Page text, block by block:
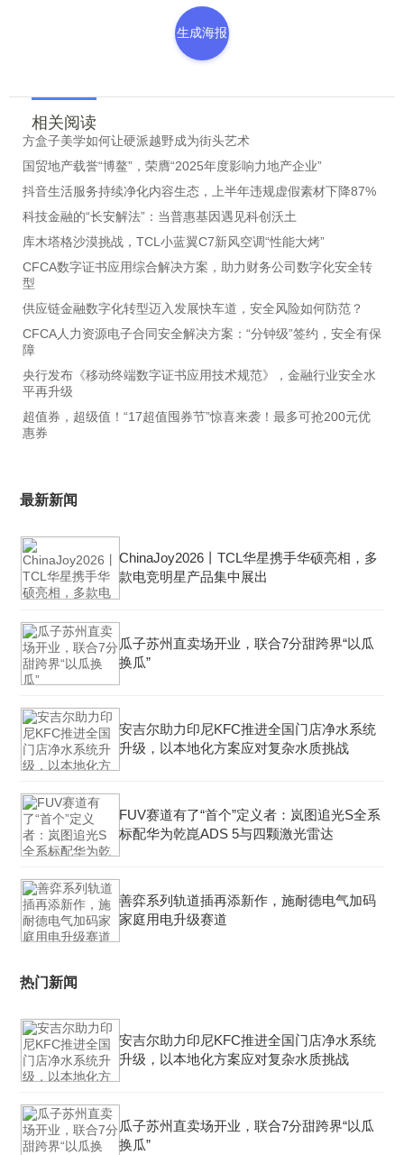
生成海报
相关阅读
方盒子美学如何让硬派越野成为街头艺术
国贸地产载誉“博鳌”，荣膺“2025年度影响力地产企业”
抖音生活服务持续净化内容生态，上半年违规虚假素材下降87%
科技金融的“长安解法”：当普惠基因遇见科创沃土
库木塔格沙漠挑战，TCL小蓝翼C7新风空调“性能大烤”
CFCA数字证书应用综合解决方案，助力财务公司数字化安全转
型
供应链金融数字化转型迈入发展快车道，安全风险如何防范？
CFCA人力资源电子合同安全解决方案：“分钟级”签约，安全有保
障
央行发布《移动终端数字证书应用技术规范》，金融行业安全水
平再升级
超值券，超级值！“17超值囤券节”惊喜来袭！最多可抢200元优
惠券
最新新闻
ChinaJoy2026丨TCL华星携手华硕亮相，多
款电竞明星产品集中展出
瓜子苏州直卖场开业，联合7分甜跨界“以瓜
换瓜”
安吉尔助力印尼KFC推进全国门店净水系统
升级，以本地化方案应对复杂水质挑战
FUV赛道有了“首个”定义者：岚图追光S全系
标配华为乾崑ADS 5与四颗激光雷达
善弈系列轨道插再添新作，施耐德电气加码
家庭用电升级赛道
热门新闻
安吉尔助力印尼KFC推进全国门店净水系统
升级，以本地化方案应对复杂水质挑战
瓜子苏州直卖场开业，联合7分甜跨界“以瓜
换瓜”